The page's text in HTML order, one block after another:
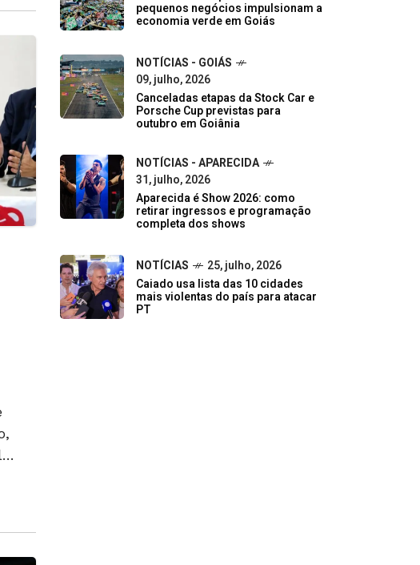
pequenos negócios impulsionam a
economia verde em Goiás
NOTÍCIAS - GOIÁS
09, julho, 2026
Canceladas etapas da Stock Car e
Porsche Cup previstas para
outubro em Goiânia
NOTÍCIAS - APARECIDA
31, julho, 2026
Aparecida é Show 2026: como
retirar ingressos e programação
completa dos shows
NOTÍCIAS
25, julho, 2026
Caiado usa lista das 10 cidades
mais violentas do país para atacar
PT